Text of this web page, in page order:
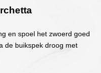
en spoel het zwoerd goed
de buikspek droog met